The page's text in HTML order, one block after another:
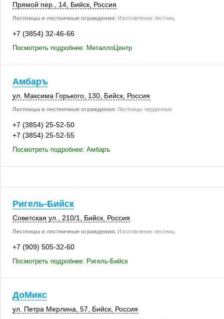
Прямой пер., 14 Бийск Россия
Лестницы и лестничные ограждения: Изготовление лестниц
+7 (3854) 32-46-66
Посмотреть подробнее: МеталлоЦентр
Амбаръ
ул. Максима Горького, 130 Бийск Россия
Лестницы и лестничные ограждения: Лестницы чердачные
+7 (3854) 25-52-50
+7 (3854) 25-52-55
Посмотреть подробнее: Амбаръ
Ригель-Бийск
Советская ул. 210/1 Бийск Россия
Лестницы и лестничные ограждения: Изготовление лестниц
+7 (909) 505-32-60
Посмотреть подробнее: Ригель-Бийск
ДоМикс
ул. Петра Мерлина, 57, Бийск Россия